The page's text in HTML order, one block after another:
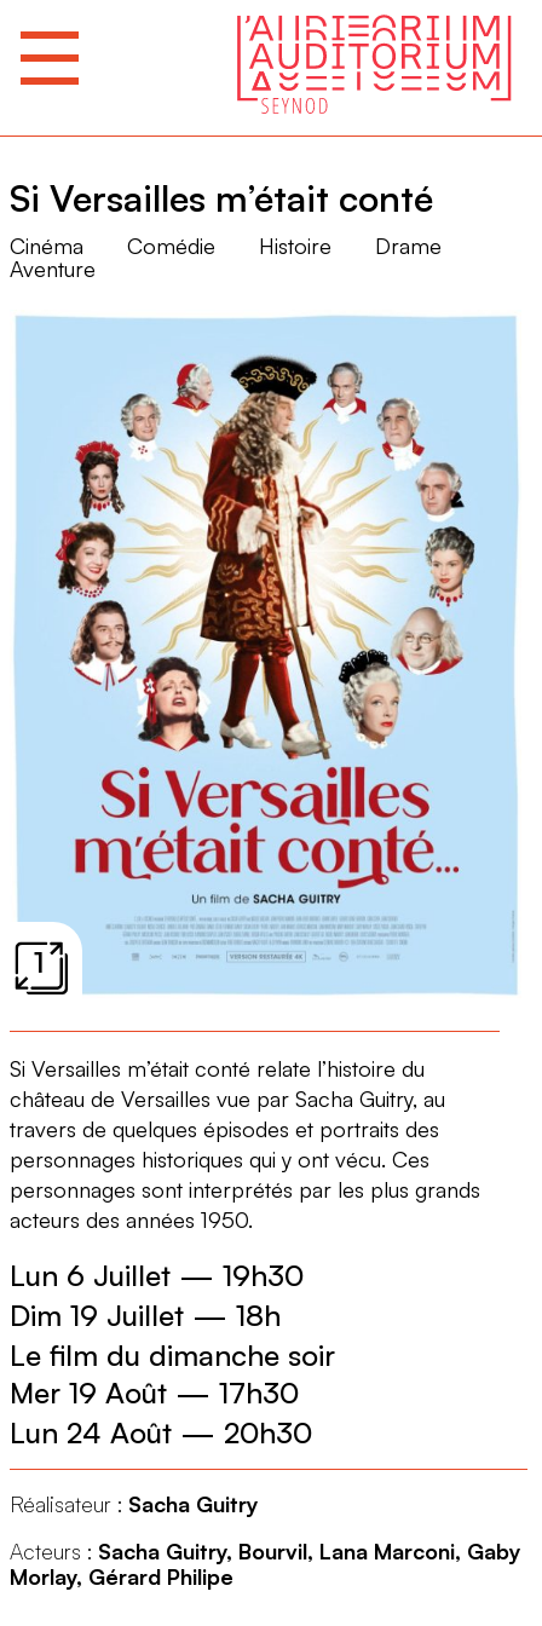
Si Versailles m’était conté
Cinéma Comédie Histoire
Drame
Aventure
1
Si Versailles m’était conté relate l’histoire du
château de Versailles vue par Sacha Guitry, au
travers de quelques épisodes et portraits des
personnages historiques qui y ont vécu. Ces
personnages sont interprétés par les plus grands
acteurs des années 1950.
Lun 6 Juillet — 19h30
Dim 19 Juillet — 18h
Le film du dimanche soir
Mer 19 Août — 17h30
Lun 24 Août — 20h30
Réalisateur : Sacha Guitry
Acteurs : Sacha Guitry, Bourvil, Lana Marconi, Gaby
Morlay, Gérard Philipe